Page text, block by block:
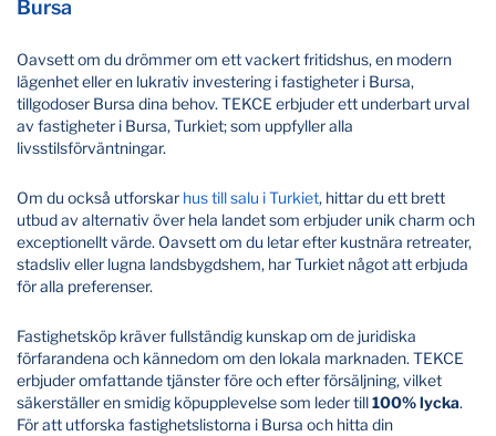
Bursa
Oavsett om du drömmer om ett vackert fritidshus, en modern
lägenhet eller en lukrativ investering i fastigheter i Bursa,
tillgodoser Bursa dina behov. TEKCE erbjuder ett underbart urval
av fastigheter i Bursa, Turkiet; som uppfyller alla
livsstilsförväntningar.
Om du också utforskar hus till salu i Turkiet, hittar du ett brett
utbud av alternativ över hela landet som erbjuder unik charm och
exceptionellt värde. Oavsett om du letar efter kustnära retreater,
stadsliv eller lugna landsbygdshem, har Turkiet något att erbjuda
för alla preferenser.
Fastighetsköp kräver fullständig kunskap om de juridiska
förfarandena och kännedom om den lokala marknaden. TEKCE
erbjuder omfattande tjänster före och efter försäljning, vilket
säkerställer en smidig köpupplevelse som leder till100% lycka.
För att utforska fastighetslistorna i Bursa och hitta din